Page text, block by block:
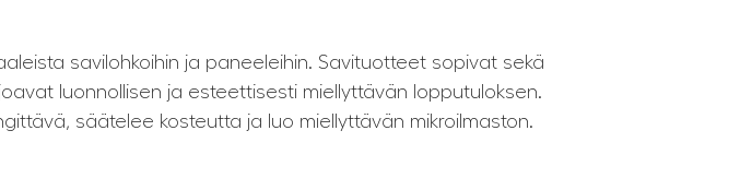
savilohkoihin ja paneeleihin. Savituotteet sopivat sekä
luonnollisen ja esteettisesti miellyttävän lopputuloksen.
säätelee kosteutta ja luo miellyttävän mikroilmaston.